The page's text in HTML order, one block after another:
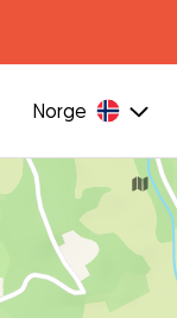
Norge